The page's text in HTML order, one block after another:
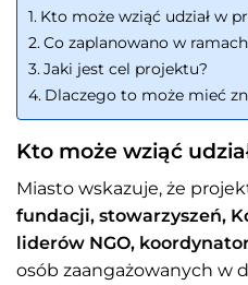
Kto może wziąć udział w
Co zaplanowano w
Jaki jest cel projektu?
Dlaczego to może mieć
Kto może wziąć
Miasto wskazuje, że
fundacji, stowarzyszeń,
liderów NGO,
osób zaangażowanych w